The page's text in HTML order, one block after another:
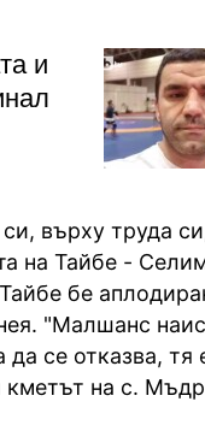
и
върху труда
на Тайбе -
бе
"Малшанс
се отказва, тя
кметът на с.